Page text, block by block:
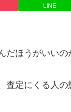
LINE
だほうがいいの
査定にくる人